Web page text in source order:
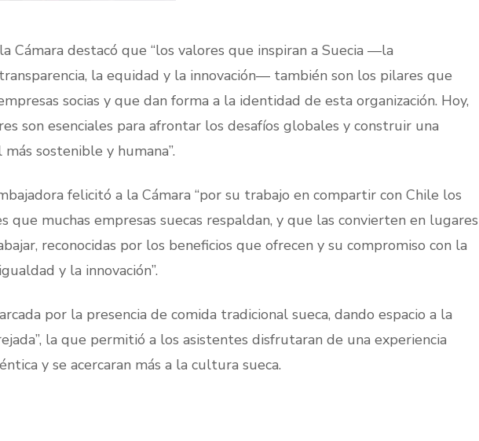
Cámara destacó que “los valores que inspiran a Suecia —la
la equidad y la innovación— también son los pilares que
socias y que dan forma a la identidad de esta organización. Hoy,
son esenciales para afrontar los desafíos globales y construir una
sostenible y humana”.
felicitó a la Cámara “por su trabajo en compartir con Chile los
que muchas empresas suecas respaldan, y que las convierten en lugares
reconocidas por los beneficios que ofrecen y su compromiso con la
y la innovación”.
por la presencia de comida tradicional sueca, dando espacio a la
la que permitió a los asistentes disfrutaran de una experiencia
y se acercaran más a la cultura sueca.